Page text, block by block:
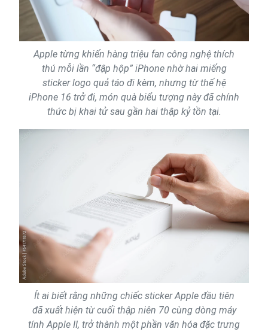
Apple từng khiến hàng triệu fan công nghệ thích
thú mỗi lần “đập hộp” iPhone nhờ hai miếng
sticker logo quả táo đi kèm, nhưng từ thế hệ
iPhone 16 trở đi, món quà biểu tượng này đã chính
thức bị khai tử sau gần hai thập kỷ tồn tại.
Ít ai biết rằng những chiếc sticker Apple đầu tiên
đã xuất hiện từ cuối thập niên 70 cùng dòng máy
tính Apple II, trở thành một phần văn hóa đặc trưng